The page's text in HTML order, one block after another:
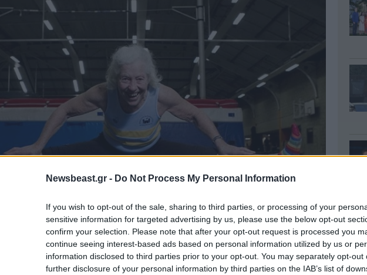
Newsbeast.gr - Do Not Process My Personal Information
If you wish to opt-out of the sale, sharing to third parties, or processing of your
sensitive information for targeted advertising by us, please use the below opt-out
confirm your selection. Please note that after your opt-out request is processed you
continue seeing interest-based ads based on personal information utilized by us or
information disclosed to third parties prior to your opt-out. You may separately opt-out
further disclosure of your personal information by third parties on the IAB’s list of
συναγωνιστεί σε όλα τα World Masters και European Masters,